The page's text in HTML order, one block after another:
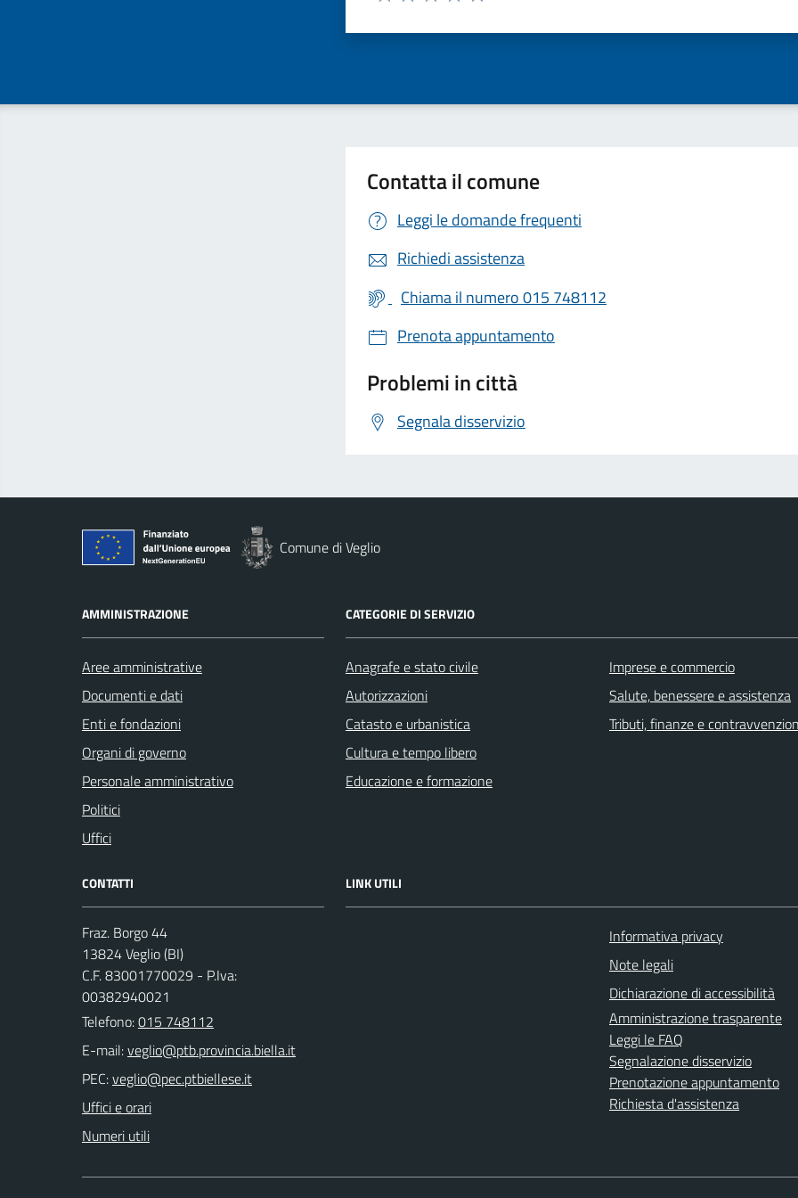
Contatta il comune
Leggi le domande frequenti
Richiedi assistenza
Chiama il numero 015 748112
Prenota appuntamento
Problemi in città
Segnala disservizio
Comune di Veglio
AMMINISTRAZIONE
Aree amministrative
Documenti e dati
Enti e fondazioni
Organi di governo
Personale amministrativo
Politici
Uffici
CATEGORIE DI SERVIZIO
Anagrafe e stato civile
Autorizzazioni
Catasto e urbanistica
Cultura e tempo libero
Educazione e formazione
Imprese e commercio
Salute, benessere e assistenza
Tributi, finanze e
CONTATTI
Fraz. Borgo 44
13824 Veglio (BI)
C.F. 83001770029 - P.Iva:
00382940021
Telefono:015 748112
E-mail:
PEC:
Uffici e orari
Numeri utili
LINK UTILI
Informativa privacy
Note legali
Dichiarazione di accessibilità
Amministrazione trasparente
Leggi le FAQ
Segnalazione disservizio
Prenotazione appuntamento
Richiesta d'assistenza